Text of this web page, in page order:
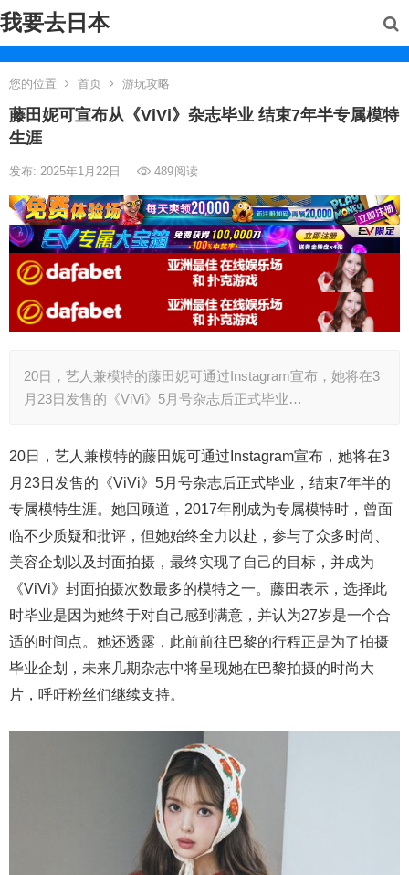
我要去日本
您的位置 首页 游玩攻略
藤田妮可宣布从《ViVi》杂志毕业 结束7年半专属模特
生涯
发布: 2025年1月22日 489阅读
20日，艺人兼模特的藤田妮可通过Instagram宣布，她将在3
月23日发售的《ViVi》5月号杂志后正式毕业…
20日，艺人兼模特的藤田妮可通过Instagram宣布，她将在3
月23日发售的《ViVi》5月号杂志后正式毕业，结束7年半的
专属模特生涯。她回顾道，2017年刚成为专属模特时，曾面
临不少质疑和批评，但她始终全力以赴，参与了众多时尚、
美容企划以及封面拍摄，最终实现了自己的目标，并成为
《ViVi》封面拍摄次数最多的模特之一。藤田表示，选择此
时毕业是因为她终于对自己感到满意，并认为27岁是一个合
适的时间点。她还透露，此前前往巴黎的行程正是为了拍摄
毕业企划，未来几期杂志中将呈现她在巴黎拍摄的时尚大
片，呼吁粉丝们继续支持。